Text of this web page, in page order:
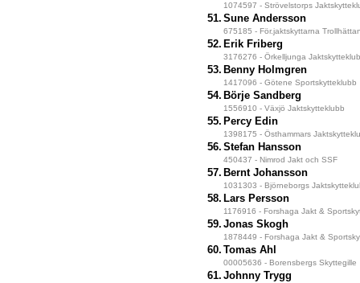
1074597 - Strövelstorps
51. Sune Andersson
675185 - För.jaktskyttarna
52. Erik Friberg
3176276 - Örkelljunga
53. Benny Holmgren
1417096 - Götene Sportskytteklubb
54. Börje Sandberg
1556910 - Växjö Jaktskytteklubb
55. Percy Edin
1398175 - Östhammars
56. Stefan Hansson
450437 - Nimrod Jakt och SSF
57. Bernt Johansson
1031303 - Björneborgs
58. Lars Persson
1176916 - Forshaga Jakt &
59. Jonas Skogh
1878449 - Forshaga Jakt &
60. Tomas Ahl
00005636 - Borensbergs Skyttegille
61. Johnny Trygg